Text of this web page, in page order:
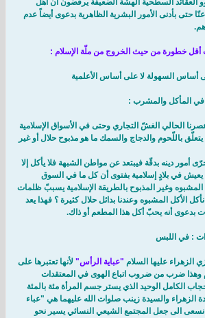
العقائد السطحية الهشّة الضعيفة يرفضون أن أهل
حتى بأدنى الأمور البشرية الظاهرية بدعوى أيضاً عدم
أقل خطورة من حيث الخروج من ملّة الإسلام :
الحالي الغشّ التجاري وحتى في الأسواق الإسلامية
باللّحوم والدجاج والسمك ما هو مذبوح حلال أو غير
أمور دينه بدقّة فيبتعد عن مواطن الشبهة فلا يأكل إلا
في بلادٍ إسلامية بفتوى أن كل ما في السوق
المشبوه وغير المذبوح بالطريقة الإسلامية يسببّ ظلمات
الأكل المشبوه وعندنا بدائل حلال كثيرة ؟ فهذا يعد
بدعوى أنه يحبّ أكل هذا المطعم أو ذاك.
الزهراء عليها السلام "عباية الرأس" لأنها تعتبرها على
وهذا ضرب من ضروب اتباع الهوى في المعتقدات
الكامل الوحيد الذي يستر جسم المرأة مئة بالمئة
الزهراء والسيدة زينب صلوات الله عليهما هي "عباء
نسعى الى جعل المجتمع الشيعي النسائي يسير نحو